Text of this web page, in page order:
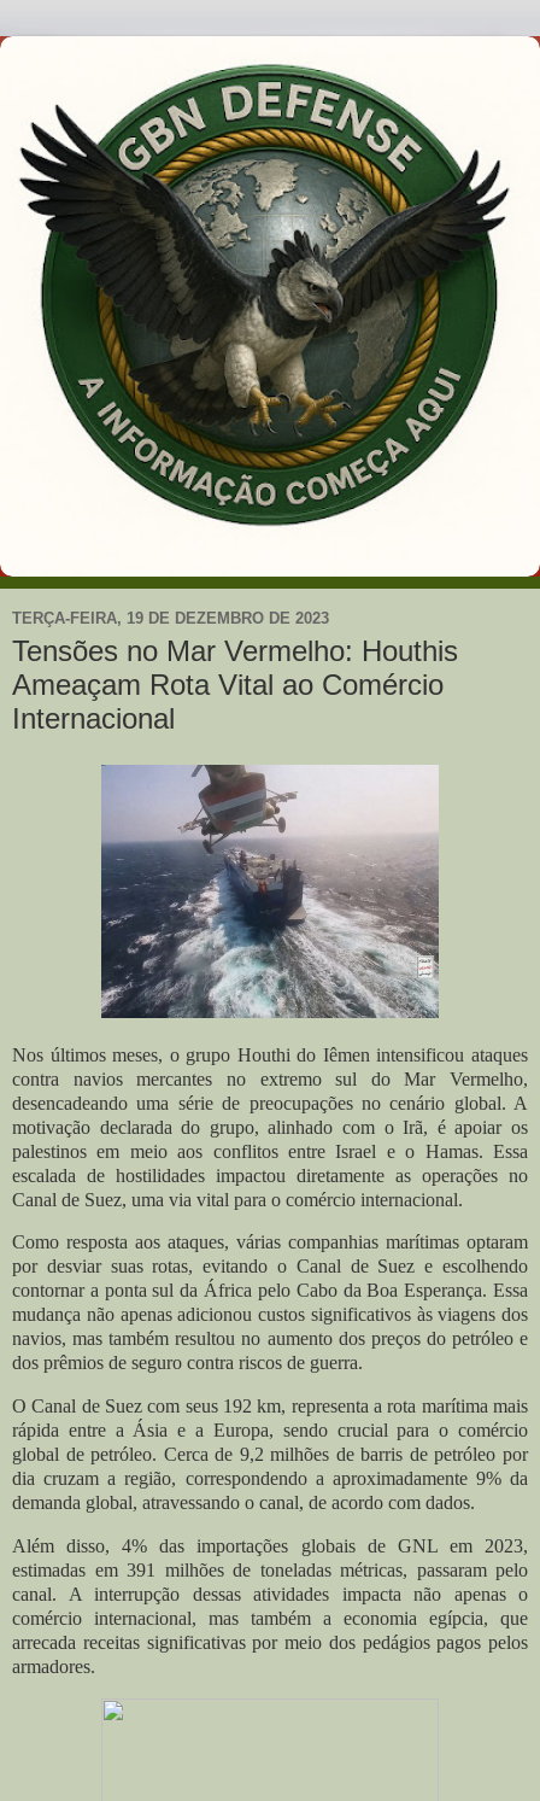
TERÇA-FEIRA, 19 DE DEZEMBRO DE 2023
Tensões no Mar Vermelho: Houthis
Ameaçam Rota Vital ao Comércio
Internacional
Nos últimos meses, o grupo Houthi do Iêmen intensificou ataques
contra navios mercantes no extremo sul do Mar Vermelho,
desencadeando uma série de preocupações no cenário global. A
motivação declarada do grupo, alinhado com o Irã, é apoiar os
palestinos em meio aos conflitos entre Israel e o Hamas. Essa
escalada de hostilidades impactou diretamente as operações no
Canal de Suez, uma via vital para o comércio internacional.
Como resposta aos ataques, várias companhias marítimas optaram
por desviar suas rotas, evitando o Canal de Suez e escolhendo
contornar a ponta sul da África pelo Cabo da Boa Esperança. Essa
mudança não apenas adicionou custos significativos às viagens dos
navios, mas também resultou no aumento dos preços do petróleo e
dos prêmios de seguro contra riscos de guerra.
O Canal de Suez com seus 192 km, representa a rota marítima mais
rápida entre a Ásia e a Europa, sendo crucial para o comércio
global de petróleo. Cerca de 9,2 milhões de barris de petróleo por
dia cruzam a região, correspondendo a aproximadamente 9% da
demanda global, atravessando o canal, de acordo com dados.
Além disso, 4% das importações globais de GNL em 2023,
estimadas em 391 milhões de toneladas métricas, passaram pelo
canal. A interrupção dessas atividades impacta não apenas o
comércio internacional, mas também a economia egípcia, que
arrecada receitas significativas por meio dos pedágios pagos pelos
armadores.